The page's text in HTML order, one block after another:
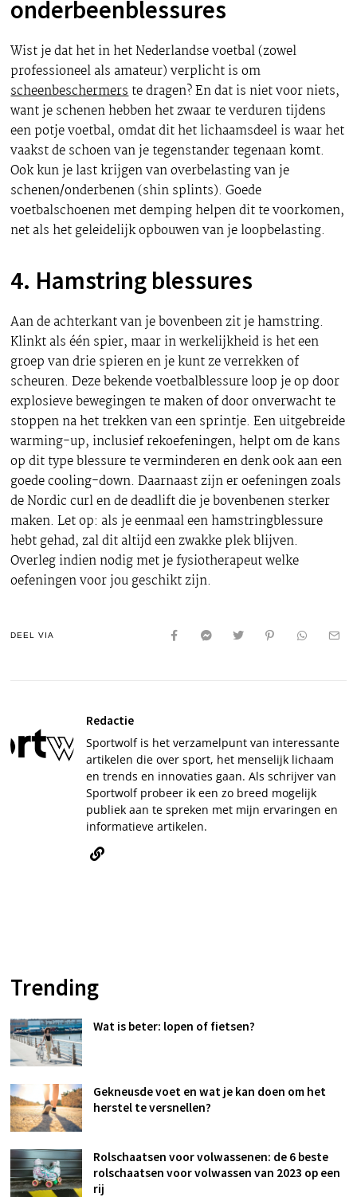
onderbeenblessures
Wist je dat het in het Nederlandse voetbal (zowel
professioneel als amateur) verplicht is om
scheenbeschermerste dragen? En dat is niet voor niets,
want je schenen hebben het zwaar te verduren tijdens
een potje voetbal, omdat dit het lichaamsdeel is waar het
vaakst de schoen van je tegenstander tegenaan komt.
Ook kun je last krijgen van overbelasting van je
schenen/onderbenen (shin splints). Goede
voetbalschoenen met demping helpen dit te voorkomen,
net als het geleidelijk opbouwen van je loopbelasting.
4. Hamstring blessures
Aan de achterkant van je bovenbeen zit je hamstring.
Klinkt als één spier, maar in werkelijkheid is het een
groep van drie spieren en je kunt ze verrekken of
scheuren. Deze bekende voetbalblessure loop je op door
explosieve bewegingen te maken of door onverwacht te
stoppen na het trekken van een sprintje. Een uitgebreide
warming-up, inclusief rekoefeningen, helpt om de kans
op dit type blessure te verminderen en denk ook aan een
goede cooling-down. Daarnaast zijn er oefeningen zoals
de Nordic curl en de deadlift die je bovenbenen sterker
maken. Let op: als je eenmaal een hamstringblessure
hebt gehad, zal dit altijd een zwakke plek blijven.
Overleg indien nodig met je fysiotherapeut welke
oefeningen voor jou geschikt zijn.
DEEL VIA
Redactie
Sportwolf is het verzamelpunt van interessante
artikelen die over sport, het menselijk lichaam
en trends en innovaties gaan. Als schrijver van
Sportwolf probeer ik een zo breed mogelijk
publiek aan te spreken met mijn ervaringen en
informatieve artikelen.
Trending
Wat is beter: lopen of fietsen?
Gekneusde voet en wat je kan doen om het
herstel te versnellen?
Rolschaatsen voor volwassenen: de 6 beste
rolschaatsen voor volwassen van 2023 op een
rij